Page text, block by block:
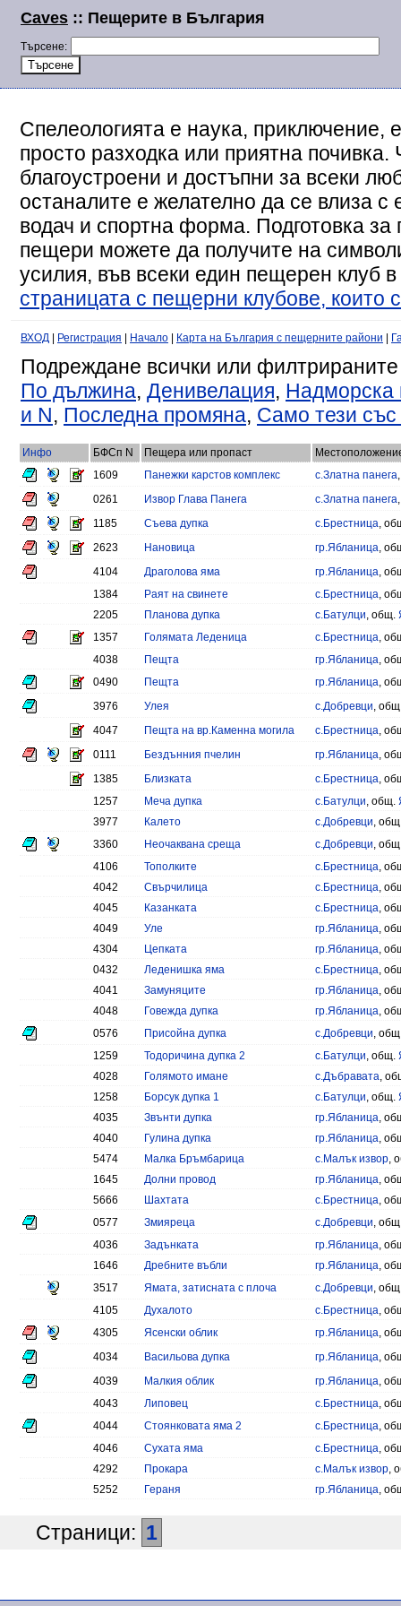
Caves :: Пещерите в България
Търсене:
Спелеологията е наука, приключение,
просто разходка или приятна
благоустроени и достъпни за всеки
останалите е желателно да се влиза
водач и спортна форма. Подготовка за
пещери можете да получите на
усилия, във всеки един пещерен клуб
страницата с пещерни клубове, които
ВХОД Регистрация Начало Карта на България с пещерните райони
Подреждане всички или
По дължина, Денивелация, Надморска
и N, Последна промяна, Само тези
Инфо БФСп N Пещера или пропаст
1609
Панежки карстов комплекс с.Златна панега
0261
Извор Глава Панега с.Златна панега
1185
Съева дупка с.Брестница,
2623
Нановица гр.Ябланица,
4104
Драголова яма гр.Ябланица,
1384
Раят на свинете с.Брестница,
2205
Планова дупка с.Батулци, общ.
1357
Голямата Леденица с.Брестница,
4038
Пещта гр.Ябланица,
0490
Пещта гр.Ябланица,
3976
Улея с.Добревци,
4047
Пещта на вр.Каменна могила с.Брестница,
0111
Бездънния пчелин гр.Ябланица,
1385
Близката с.Брестница,
1257
Меча дупка с.Батулци, общ.
3977
Калето с.Добревци,
3360
Неочаквана среща с.Добревци,
4106
Тополките с.Брестница,
4042
Свърчилица с.Брестница,
4045
Казанката с.Брестница,
4049
Уле гр.Ябланица,
4304
Цепката гр.Ябланица,
0432
Леденишка яма с.Брестница,
4041
Замуняците гр.Ябланица,
4048
Говежда дупка гр.Ябланица,
0576
Присойна дупка с.Добревци,
1259
Тодоричина дупка 2 с.Батулци, общ.
4028
Голямото имане с.Дъбравата,
1258
Борсук дупка 1 с.Батулци, общ.
4035
Звънти дупка гр.Ябланица,
4040
Гулина дупка гр.Ябланица,
5474
Малка Бръмбарица с.Малък извор,
1645
Долни провод гр.Ябланица,
5666
Шахтата с.Брестница,
0577
Змияреца с.Добревци,
4036
Задънката гр.Ябланица,
1646
Дребните въбли гр.Ябланица,
3517
Ямата, затисната с плоча с.Добревци,
4105
Духалото с.Брестница,
4305
Ясенски облик гр.Ябланица,
4034
Васильова дупка гр.Ябланица,
4039
Малкия облик гр.Ябланица,
4043
Липовец с.Брестница,
4044
Стоянковата яма 2 с.Брестница,
4046
Сухата яма с.Брестница,
4292
Прокара с.Малък извор,
5252
Гераня гр.Ябланица,
Страници: 1